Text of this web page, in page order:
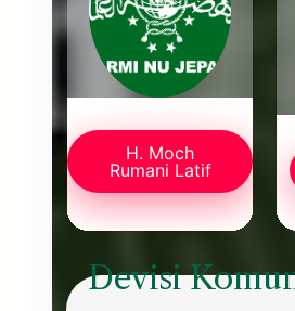
H. Moch
Rumani Latif
Devisi